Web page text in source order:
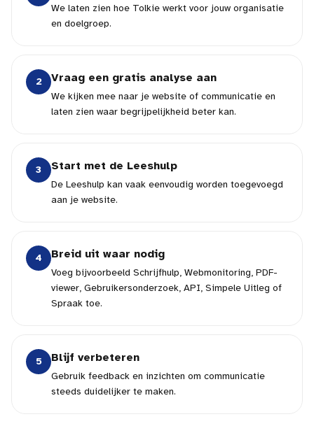
We laten zien hoe Tolkie werkt voor jouw organisatie
en doelgroep.
2 Vraag een gratis analyse aan
We kijken mee naar je website of communicatie en
laten zien waar begrijpelijkheid beter kan.
3 Start met de Leeshulp
De Leeshulp kan vaak eenvoudig worden toegevoegd
aan je website.
4 Breid uit waar nodig
Voeg bijvoorbeeld Schrijfhulp, Webmonitoring, PDF-
viewer, Gebruikersonderzoek, API, Simpele Uitleg of
Spraak toe.
5 Blijf verbeteren
Gebruik feedback en inzichten om communicatie
steeds duidelijker te maken.